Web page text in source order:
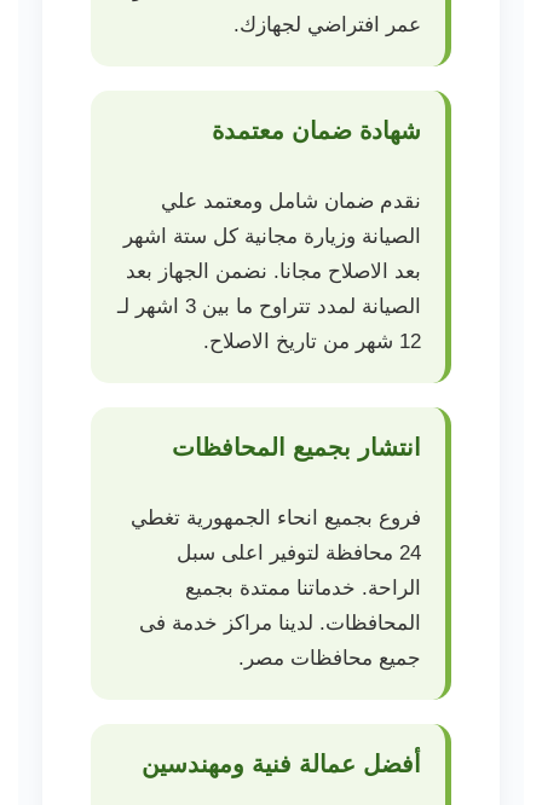
عمر افتراضي لجهازك.
شهادة ضمان معتمدة
نقدم ضمان شامل ومعتمد علي
الصيانة وزيارة مجانية كل ستة اشهر
بعد الاصلاح مجانا. نضمن الجهاز بعد
الصيانة لمدد تتراوح ما بين 3 اشهر لـ
12 شهر من تاريخ الاصلاح.
انتشار بجميع المحافظات
فروع بجميع انحاء الجمهورية تغطي
24 محافظة لتوفير اعلى سبل
الراحة. خدماتنا ممتدة بجميع
المحافظات. لدينا مراكز خدمة فى
جميع محافظات مصر.
أفضل عمالة فنية ومهندسين